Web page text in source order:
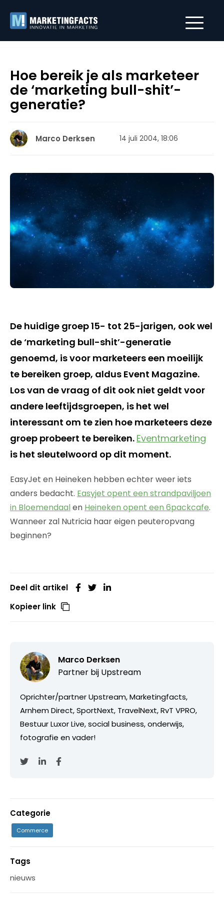
Hoe bereik je als marketeer
de ‘marketing bull-shit’-
generatie?
Marco Derksen 14 juli 2004, 18:06
De huidige groep 15- tot 25-jarigen, ook wel
de ‘marketing bull-shit’-generatie
genoemd, is voor marketeers een moeilijk
te bereiken groep, aldus Event Magazine.
Los van de vraag of dit ook niet geldt voor
andere leeftijdsgroepen, is het wel
interessant om te zien hoe marketeers deze
groep probeert te bereiken. Eventmarketing
is het sleutelwoord op dit moment.
EasyJet en Heineken hebben echter weer iets
anders bedacht. Easyjet opent een strandpaviljoen
in Bloemendaalen Heineken opent een 6packcafe.
Wanneer zal Nutricia haar eigen peuteropvang
beginnen?
Deel dit artikel
Kopieer link
Marco Derksen
Partner bij Upstream
Oprichter/partner Upstream, Marketingfacts,
Arnhem Direct, SportNext, TravelNext, RvT VPRO,
Bestuur Luxor Live, social business, onderwijs,
fotografie en vader!
Categorie
Commerce
Tags
nieuws